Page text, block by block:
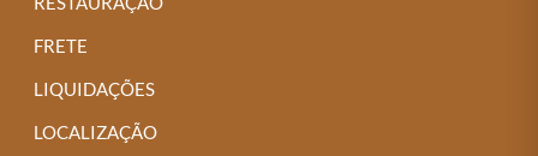
FRETE
LIQUIDAÇÕES
LOCALIZAÇÃO